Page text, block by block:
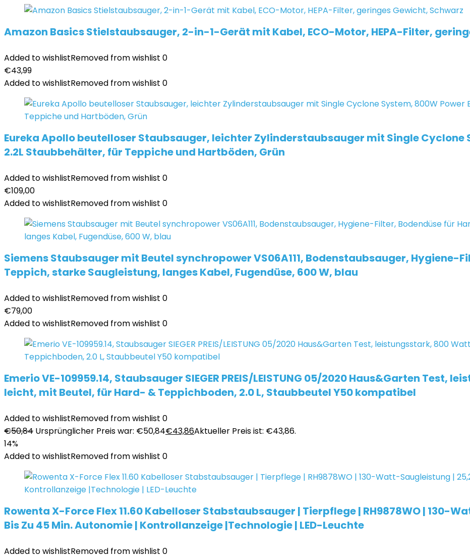
Amazon Basics Stielstaubsauger, 2-in-1-Gerät mit Kabel, ECO-Motor, HEPA-Filter,
Added to wishlistRemoved from wishlist 0
€43,99
Added to wishlistRemoved from wishlist 0
Eureka Apollo beutelloser Staubsauger, leichter Zylinderstaubsauger mit Single Cyclone
2.2L Staubbehälter, für Teppiche und Hartböden, Grün
Added to wishlistRemoved from wishlist 0
€109,00
Added to wishlistRemoved from wishlist 0
Siemens Staubsauger mit Beutel synchropower VS06A111, Bodenstaubsauger, Hygiene-
Teppich, starke Saugleistung, langes Kabel, Fugendüse, 600 W, blau
Added to wishlistRemoved from wishlist 0
€79,00
Added to wishlistRemoved from wishlist 0
Emerio VE-109959.14, Staubsauger SIEGER PREIS/LEISTUNG 05/2020 Haus&Garten Test,
leicht, mit Beutel, für Hard- & Teppichboden, 2.0 L, Staubbeutel Y50 kompatibel
Added to wishlistRemoved from wishlist 0
€50,84 Ursprünglicher Preis war: €50,84€43,86Aktueller Preis ist: €43,86.
14%
Added to wishlistRemoved from wishlist 0
Rowenta X-Force Flex 11.60 Kabelloser Stabstaubsauger | Tierpflege | RH9878WO | 130-
Bis Zu 45 Min. Autonomie | Kontrollanzeige |Technologie | LED-Leuchte
Added to wishlistRemoved from wishlist 0